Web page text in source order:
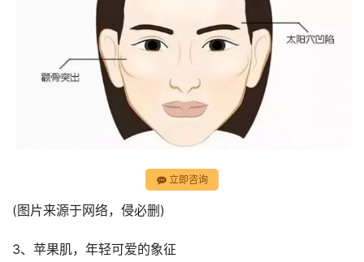
立即咨询
(图片来源于网络，侵必删)
3、苹果肌，年轻可爱的象征